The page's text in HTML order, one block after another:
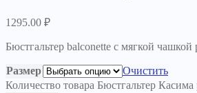
1295.00 ₽
Бюстгальтер balconette с мягкой
Размер
Очистить
Количество товара Бюстгальтер